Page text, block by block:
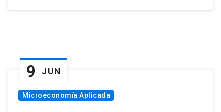
9 JUN
Microeconomía Aplicada